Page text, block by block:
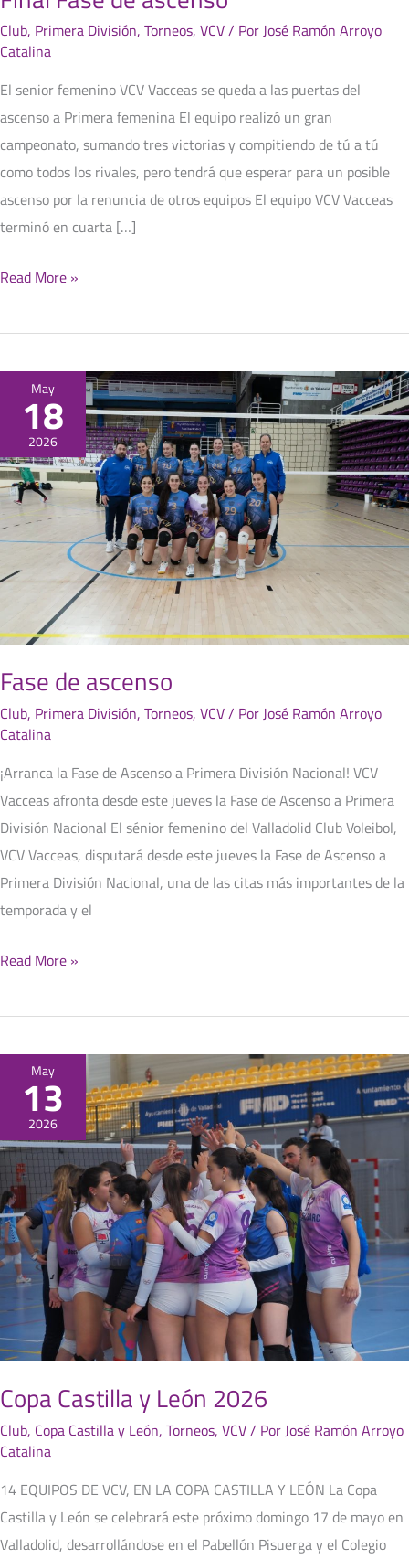
Club, Primera División, Torneos, VCV/ PorJosé Ramón Arroyo
Catalina
El senior femenino VCV Vacceas se queda a las puertas del
ascenso a Primera femenina El equipo realizó un gran
campeonato, sumando tres victorias y compitiendo de tú a tú
como todos los rivales, pero tendrá que esperar para un posible
ascenso por la renuncia de otros equipos El equipo VCV Vacceas
terminó en cuarta […]
Read More »
May
18
2026
Fase de ascenso
Club, Primera División, Torneos, VCV/ Por José Ramón Arroyo
Catalina
¡Arranca la Fase de Ascenso a Primera División Nacional! VCV
Vacceas afronta desde este jueves la Fase de Ascenso a Primera
División Nacional El sénior femenino del Valladolid Club Voleibol,
VCV Vacceas, disputará desde este jueves la Fase de Ascenso a
Primera División Nacional, una de las citas más importantes de la
temporada y el
ascenso
Read More »
May
13
2026
Copa Castilla y León 2026
Club, Copa Castilla y León, Torneos, VCV/ Por José Ramón Arroyo
Catalina
14 EQUIPOS DE VCV, EN LA COPA CASTILLA Y LEÓN La Copa
Castilla y León se celebrará este próximo domingo 17 de mayo en
Valladolid, desarrollándose en el Pabellón Pisuerga y el Colegio
Castilla
León
2026